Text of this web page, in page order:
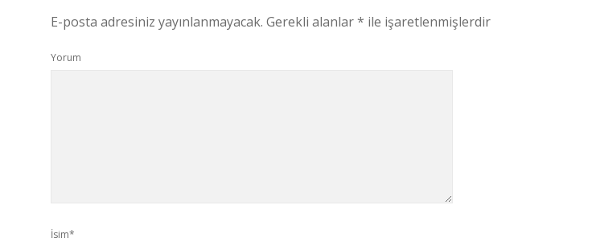
E-posta adresiniz yayınlanmayacak. Gerekli alanlar* ile işaretlenmişlerdir
Yorum
İsim*